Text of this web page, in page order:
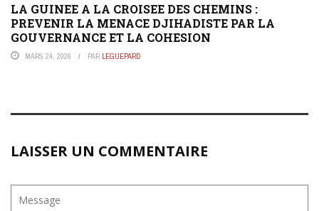
LA GUINEE A LA CROISEE DES CHEMINS :
PREVENIR LA MENACE DJIHADISTE PAR LA
GOUVERNANCE ET LA COHESION
MARS 24, 2026 PAR LEGUEPARD
LAISSER UN COMMENTAIRE